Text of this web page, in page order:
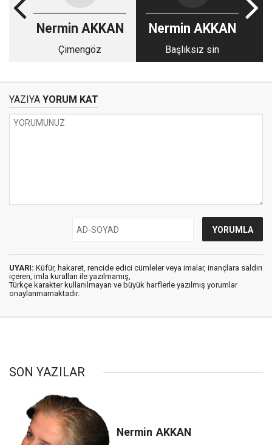
Nermin AKKAN
Çimengöz
Nermin AKKAN
Başlıksız sin
YAZIYA YORUM KAT
UYARI: Küfür, hakaret, rencide edici cümleler veya imalar, inançlara saldırı
içeren, imla kuralları ile yazılmamış,
Türkçe karakter kullanılmayan ve büyük harflerle yazılmış yorumlar
onaylanmamaktadır.
SON YAZILAR
Nermin AKKAN